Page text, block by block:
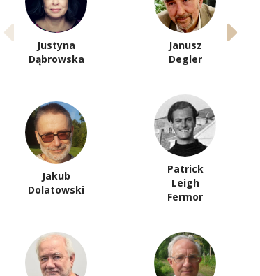
Justyna
Dąbrowska
Janusz
Degler
Jakub
Dolatowski
Patrick
Leigh
Fermor